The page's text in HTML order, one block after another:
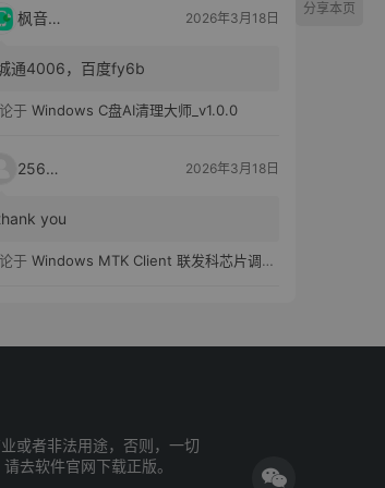
枫音应用 2026年3月18日
通4006，百度fy6b
于 Windows C盘AI清理大师_v1.0.0
25651 2026年3月18日
you
于 Windows MTK Client 联发科芯片调试工具_v2.01 汉化版
或者非法用途，否则，一切
去软件官网下载正版。
分享本页